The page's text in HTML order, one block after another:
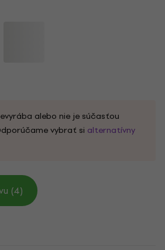
alebo nie je súčasťou
vybrať si alternatívny
(4)